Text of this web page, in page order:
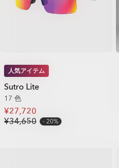
人気アイテム
Sutro Lite
17 色
¥27,720
¥34,650
20%